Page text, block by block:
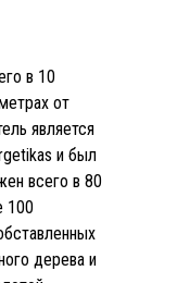
в 10
от
является
и был
всего в 80
100
дерева и